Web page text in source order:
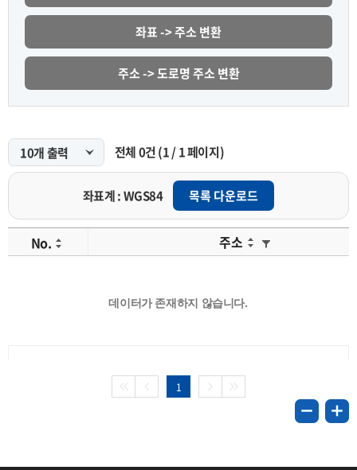
좌표 -> 주소 변환
주소 -> 도로명 주소 변환
전체0건(1/1페이지)
좌표계 : WGS84 목록 다운로드
No. 주소
데이터가 존재하지 않습니다.
1